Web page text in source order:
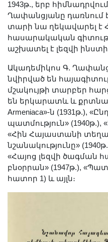
Հրապարակումներ
մամուլում
Ազդեր
Հոբելյաններ
Համալսարաններ
Նորություններ
Գիտական արդյունքներ
Սփյուռքի
Երիտասարդ
ամբիոն
Մեր երախտավորները
Հայտարարություններ
Կայքի քարտեզ
1943թ., երբ
Ղափանցյանը դառնում
տարի նա ղեկավարել է
հասարակական
աշխատել է լեզվի
Ակադեմիկոս Գ.
նվիրված են
մշակույթի տարբեր
են երկարատև և
Armeniaca»-ն (1931թ.),
պատմություն»
«Հին Հայաստանի
նշանակությունը»
«Հայոց լեզվի ծագման
բնօրրան» (1947թ.),
հատոր 1) և այլն։